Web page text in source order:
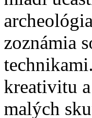
zoznámia
kreativitu
malých